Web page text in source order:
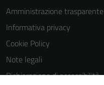
Amministrazione trasparente
Informativa privacy
Cookie Policy
Note legali
Dichiarazione di accessibilità